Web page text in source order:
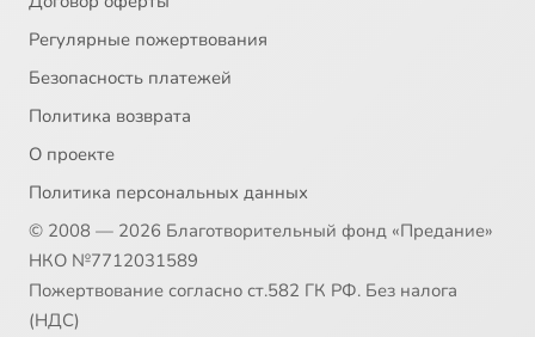
Регулярные пожертвования
Безопасность платежей
Политика возврата
О проекте
Политика персональных данных
© 2008 — 2026 Благотворительный фонд «Предание»
НКО №7712031589
Пожертвование согласно ст.582 ГК РФ. Без налога
(НДС)